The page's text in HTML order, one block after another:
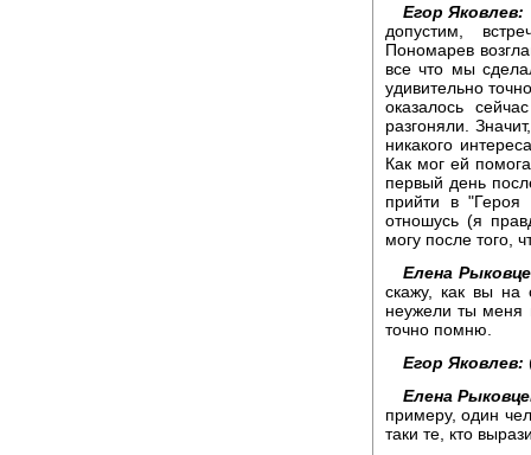
Егор Яковлев:
допустим,
Пономарев
все что мы
удивительно
оказалось
разгоняли.
никакого
Как мог ей
первый день
прийти в
отношусь (я
могу после того,
Елена
скажу, как вы на
неужели ты меня
точно помню.
Егор Яковлев:
Елена
примеру, один
таки те, кто